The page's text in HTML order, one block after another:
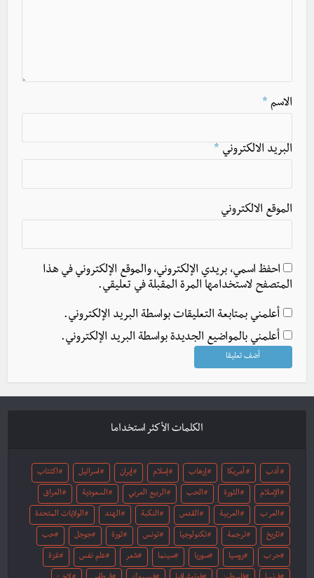
الاسم *
البريد الالكتروني *
الموقع الالكتروني
احفظ اسمي، بريدي الإلكتروني، والموقع الإلكتروني في هذا
المتصفح لاستخدامها المرة المقبلة في تعليقي.
أعلمني بمتابعة التعليقات بواسطة البريد الإلكتروني.
أعلمني بالمواضيع الجديدة بواسطة البريد الإلكتروني.
الكلمات الأكثر استخداما
أدب أمريكا إرهاب إسلام إيران اسرائيل اكتئاب
الإسلام الثورة الحب الربيع العربي السعودية العراق
العرب العربية القدس النكبة الهند الولايات المتحدة
تاريخ ترجمة تكنولوجيا تونس ثورة جوجل حب
حرب روسيا سوريا سينما شعر علم نفس غزة